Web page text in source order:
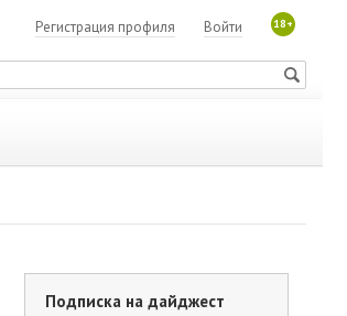
18+
Войти
Регистрация профиля
Подписка на дайджест